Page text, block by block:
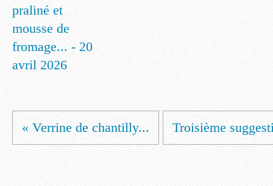
praliné et
mousse de
fromage... - 20
avril 2026
« Verrine de chantilly... Troisième